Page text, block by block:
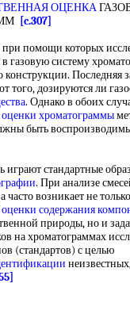
ОЦЕНКА
[c.307]
помощи которых
газовую систему
конструкции. Последняя
того, дозируются ли
. Однако в обоих
оценки хроматограммы
быть
стандартные
. При анализе
часто возникает не
содержания
природы, но и
на хроматограммах
(стандартов) с целью